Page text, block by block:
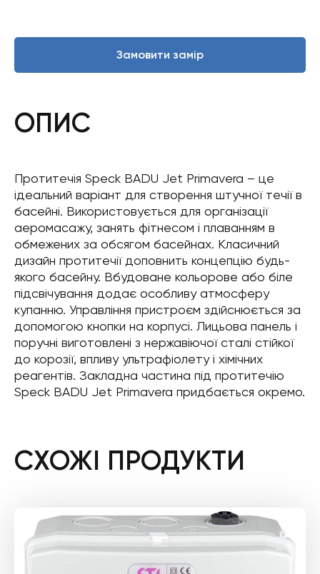
Замовити замір
ОПИС
Протитечія Speck BADU Jet Primavera – це
ідеальний варіант для створення штучної течії в
басейні. Використовується для організації
аеромасажу, занять фітнесом і плаванням в
обмежених за обсягом басейнах. Класичний
дизайн протитечії доповнить концепцію будь-
якого басейну. Вбудоване кольорове або біле
підсвічування додає особливу атмосферу
купанню. Управління пристроєм здійснюється за
допомогою кнопки на корпусі. Лицьова панель і
поручні виготовлені з нержавіючої сталі стійкої
до корозії, впливу ультрафіолету і хімічних
реагентів. Закладна частина під протитечію
Speck BADU Jet Primavera придбається окремо.
СХОЖІ ПРОДУКТИ